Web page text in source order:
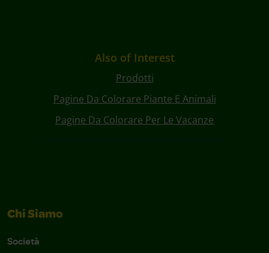
Also of Interest
Prodotti
Pagine Da Colorare Piante E Animali
Pagine Da Colorare Per Le Vacanze
Chi Siamo
Società